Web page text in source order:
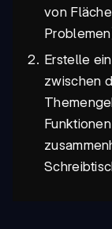
von
Erstelle
zwischen